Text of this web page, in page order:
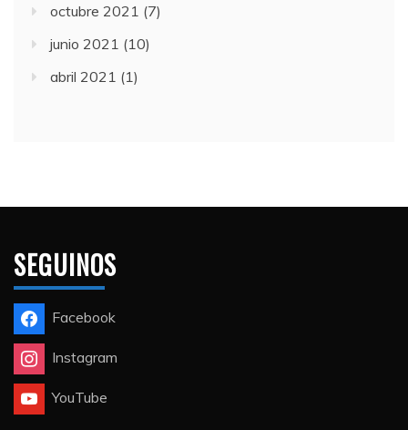
octubre 2021 (7)
junio 2021 (10)
abril 2021 (1)
SEGUINOS
Facebook
Instagram
YouTube